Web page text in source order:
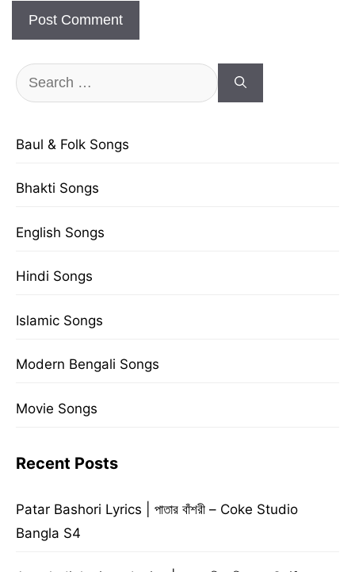
Search
for:
Baul & Folk Songs
Bhakti Songs
English Songs
Hindi Songs
Islamic Songs
Modern Bengali Songs
Movie Songs
Recent Posts
Patar Bashori Lyrics | পাতার বাঁশরী – Coke Studio
Bangla S4